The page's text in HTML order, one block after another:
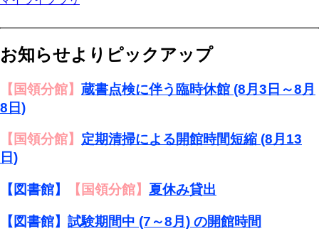
お知らせよりピックアップ
【国領分館】 蔵書点検に伴う臨時休館 (8月3日～8月
8日)
【国領分館】 定期清掃による開館時間短縮 (8月13
日)
【図書館】 【国領分館】 夏休み貸出
【図書館】 試験期間中 (7～8月) の開館時間